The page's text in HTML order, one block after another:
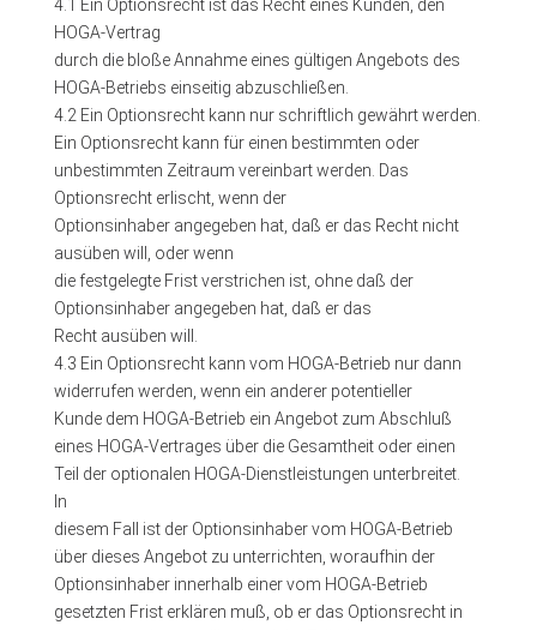
4.1 Ein Optionsrecht ist das Recht eines Kunden, den
HOGA-Vertrag
durch die bloße Annahme eines gültigen Angebots des
HOGA-Betriebs einseitig abzuschließen.
4.2 Ein Optionsrecht kann nur schriftlich gewährt werden.
Ein Optionsrecht kann für einen bestimmten oder
unbestimmten Zeitraum vereinbart werden. Das
Optionsrecht erlischt, wenn der
Optionsinhaber angegeben hat, daß er das Recht nicht
ausüben will, oder wenn
die festgelegte Frist verstrichen ist, ohne daß der
Optionsinhaber angegeben hat, daß er das
Recht ausüben will.
4.3 Ein Optionsrecht kann vom HOGA-Betrieb nur dann
widerrufen werden, wenn ein anderer potentieller
Kunde dem HOGA-Betrieb ein Angebot zum Abschluß
eines HOGA-Vertrages über die Gesamtheit oder einen
Teil der optionalen HOGA-Dienstleistungen unterbreitet.
In
diesem Fall ist der Optionsinhaber vom HOGA-Betrieb
über dieses Angebot zu unterrichten, woraufhin der
Optionsinhaber innerhalb einer vom HOGA-Betrieb
gesetzten Frist erklären muß, ob er das Optionsrecht in